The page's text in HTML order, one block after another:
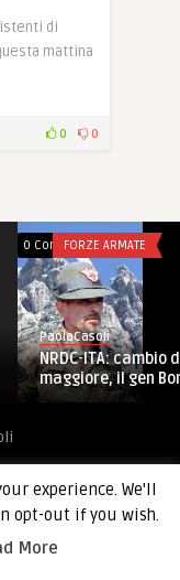
di
mattina
0 0
0 CommentsFORZE ARMATE
PaolaCasoli
NRDC-ITA: cambio
maggiore, il gen
experience. We'll
opt-out if you wish.
More